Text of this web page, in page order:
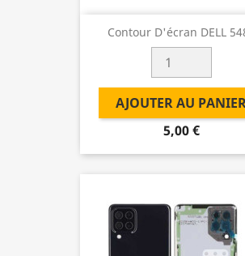
Contour D'écran DELL
AJOUTER AU
5,00 €